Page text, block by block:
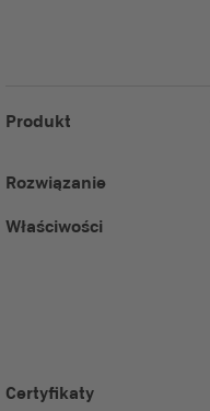
Produkt
Rozwiązanie
Właściwości
Certyfikaty